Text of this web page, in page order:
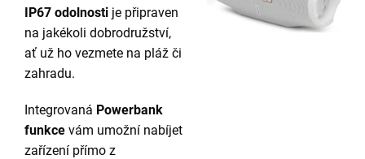
IP67 odolnosti je připraven
na jakékoli dobrodružství,
ať už ho vezmete na pláž či
zahradu.
Integrovaná Powerbank
funkce vám umožní nabíjet
zařízení přímo z